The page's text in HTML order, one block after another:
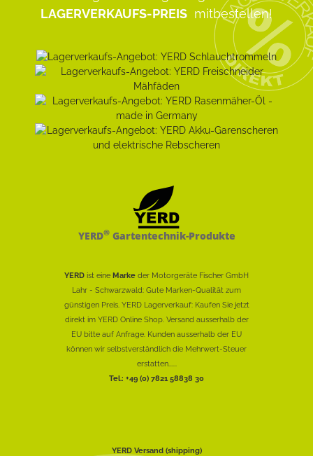
LAGERVERKAUFS-PREIS mitbestellen!
YERD®Gartentechnik-Produkte
YERD ist eine Marke der Motorgeräte Fischer GmbH
Lahr - Schwarzwald: Gute Marken-Qualität zum
günstigen Preis. YERD Lagerverkauf: Kaufen Sie jetzt
direkt im YERD Online Shop. Versand ausserhalb der
EU bitte auf Anfrage. Kunden ausserhalb der EU
können wir selbstverständlich die Mehrwert-Steuer
erstatten......
Tel.: +49 (0) 7821 58838 30
YERD Versand (shipping)